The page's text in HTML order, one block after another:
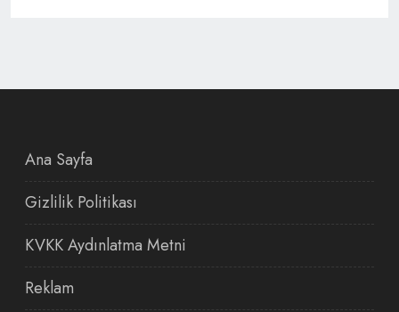
Ana Sayfa
Gizlilik Politikası
KVKK Aydınlatma Metni
Reklam